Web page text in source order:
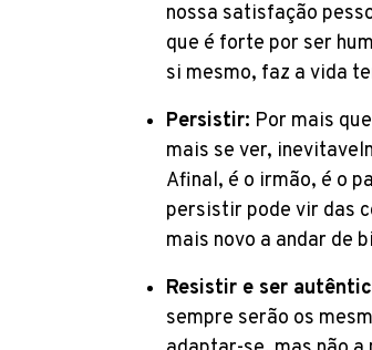
nossa satisfação
que é forte por ser
si mesmo, faz a vida
Persistir: Por mais
mais se ver,
Afinal, é o irmão, é o
persistir pode vir das
mais novo a andar de
Resistir e ser
sempre serão os